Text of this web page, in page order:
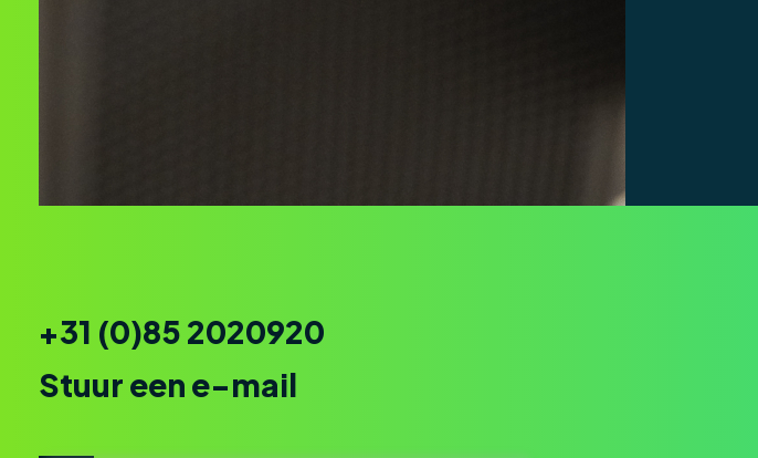
+31 (0)85 2020920
Stuur een e-mail